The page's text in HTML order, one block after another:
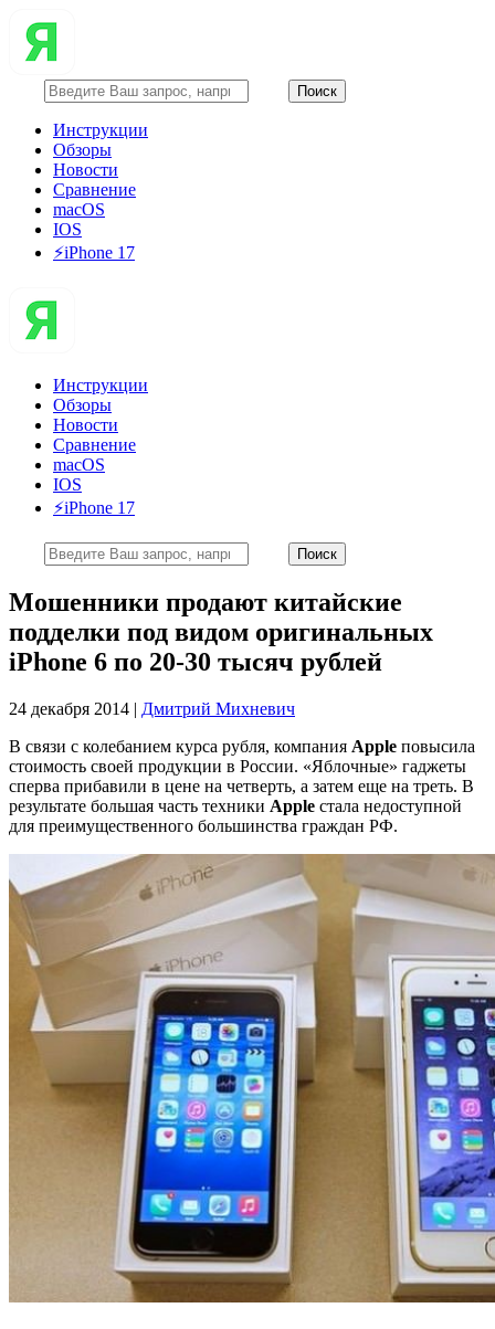
Инструкции
Обзоры
Новости
Сравнение
macOS
IOS
⚡️iPhone 17
Инструкции
Обзоры
Новости
Сравнение
macOS
IOS
⚡️iPhone 17
Мошенники продают китайские
подделки под видом оригинальных
iPhone 6 по 20-30 тысяч рублей
24 декабря 2014 | Дмитрий Михневич
В связи с колебанием курса рубля, компания Apple повысила
стоимость своей продукции в России. «Яблочные» гаджеты
сперва прибавили в цене на четверть, а затем еще на треть. В
результате большая часть техники Apple стала недоступной
для преимущественного большинства граждан РФ.